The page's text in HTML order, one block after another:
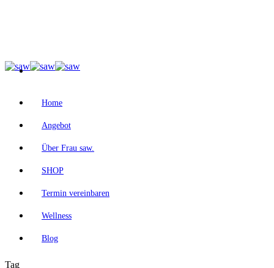
Home
Angebot
Über Frau saw.
SHOP
Termin vereinbaren
Wellness
Blog
Tag